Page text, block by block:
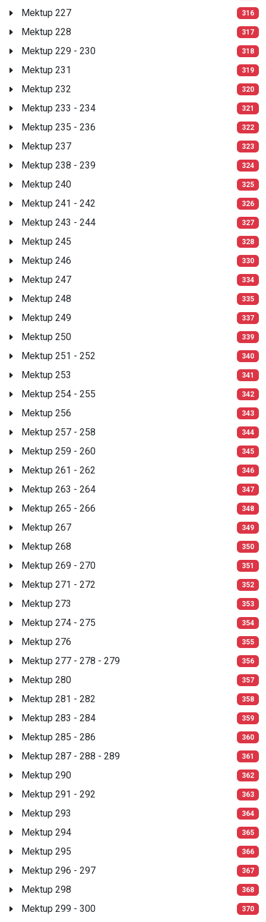
Mektup 227 316
Mektup 228 317
Mektup 229 - 230 318
Mektup 231 319
Mektup 232 320
Mektup 233 - 234 321
Mektup 235 - 236 322
Mektup 237 323
Mektup 238 - 239 324
Mektup 240 325
Mektup 241 - 242 326
Mektup 243 - 244 327
Mektup 245 328
Mektup 246 330
Mektup 247 334
Mektup 248 335
Mektup 249 337
Mektup 250 339
Mektup 251 - 252 340
Mektup 253 341
Mektup 254 - 255 342
Mektup 256 343
Mektup 257 - 258 344
Mektup 259 - 260 345
Mektup 261 - 262 346
Mektup 263 - 264 347
Mektup 265 - 266 348
Mektup 267 349
Mektup 268 350
Mektup 269 - 270 351
Mektup 271 - 272 352
Mektup 273 353
Mektup 274 - 275 354
Mektup 276 355
Mektup 277 - 278 - 279 356
Mektup 280 357
Mektup 281 - 282 358
Mektup 283 - 284 359
Mektup 285 - 286 360
Mektup 287 - 288 - 289 361
Mektup 290 362
Mektup 291 - 292 363
Mektup 293 364
Mektup 294 365
Mektup 295 366
Mektup 296 - 297 367
Mektup 298 368
Mektup 299 - 300 370